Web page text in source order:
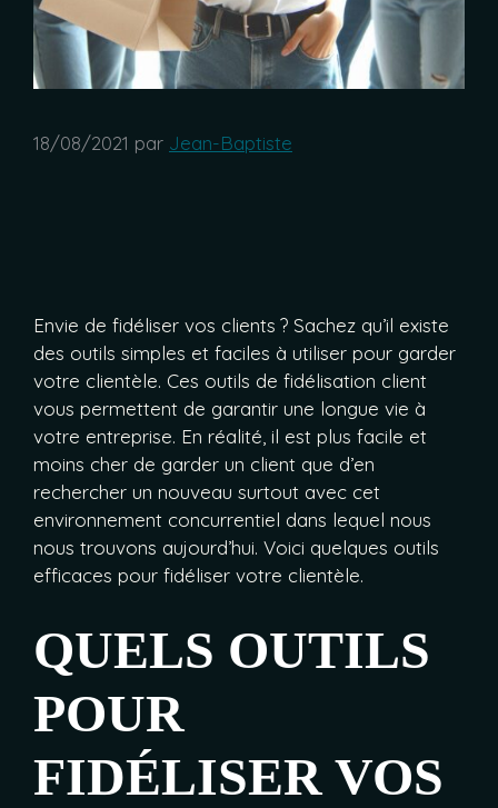
18/08/2021 par Jean-Baptiste
Envie de fidéliser vos clients ? Sachez qu’il existe
des outils simples et faciles à utiliser pour garder
votre clientèle. Ces outils de fidélisation client
vous permettent de garantir une longue vie à
votre entreprise. En réalité, il est plus facile et
moins cher de garder un client que d’en
rechercher un nouveau surtout avec cet
environnement concurrentiel dans lequel nous
nous trouvons aujourd’hui. Voici quelques outils
efficaces pour fidéliser votre clientèle.
QUELS OUTILS
POUR
FIDÉLISER VOS